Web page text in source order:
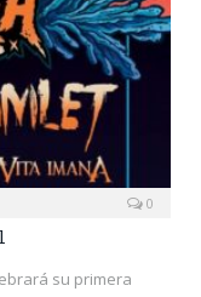
0
su primera